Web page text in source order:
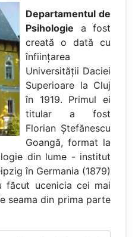
Departamentul de
Psihologie a fost
creată o dată cu
înfiinţarea
Universităţii Daciei
Superioare la Cluj
în 1919. Primul ei
titular a fost
Florian Ştefănescu
Goangă, format la
din lume - institut
în Germania (1879)
făcut ucenicia cei mai
seama din prima parte